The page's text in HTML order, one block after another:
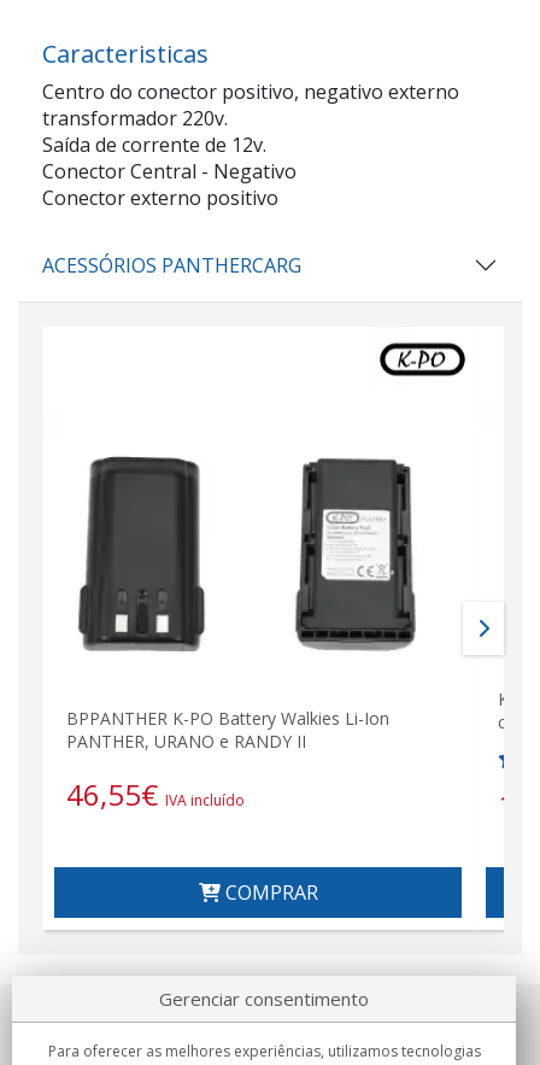
Caracteristicas
Centro do conector positivo, negativo externo
transformador 220v.
Saída de corrente de 12v.
Conector Central - Negativo
Conector externo positivo
ACESSÓRIOS PANTHERCARG
BPPANTHER K-PO Battery Walkies Li-Ion
PANTHER, URANO e RANDY II
46,55€ IVA incluído
COMPRAR
K-
Sobre nosotros
Gerenciar consentimento
Para oferecer as melhores experiências, utilizamos tecnologias